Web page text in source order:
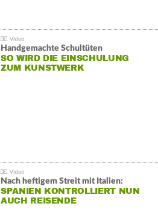
Handgemachte Schultüten
SO WIRD DIE EINSCHULUNG
ZUM KUNSTWERK
Nach heftigem Streit mit Italien:
SPANIEN KONTROLLIERT NUN
AUCH REISENDE